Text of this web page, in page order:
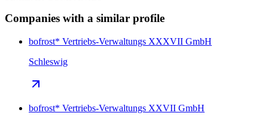
Companies with a similar profile
bofrost* Vertriebs-Verwaltungs XXXVII GmbH
Schleswig
bofrost* Vertriebs-Verwaltungs XXVII GmbH